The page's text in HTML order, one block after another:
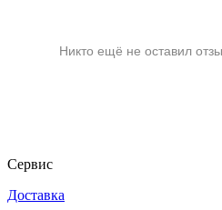
Никто ещё не оставил
Сервис
Доставка